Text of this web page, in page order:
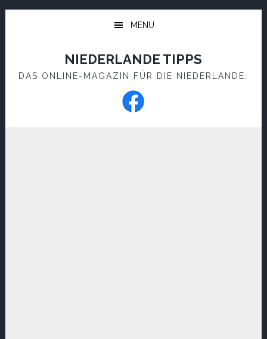
Skip
Skip
MENU
NIEDERLANDE TIPPS
DAS ONLINE-MAGAZIN FÜR DIE NIEDERLANDE.